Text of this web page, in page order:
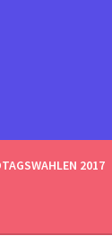
2017